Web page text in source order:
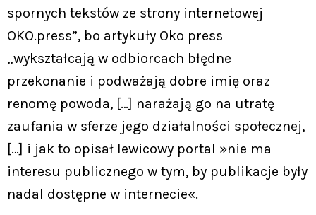
spornych tekstów ze strony internetowej
OKO.press”, bo artykuły Oko press
„wykształcają w odbiorcach błędne
przekonanie i podważają dobre imię oraz
renomę powoda, […] narażają go na utratę
zaufania w sferze jego działalności społecznej,
[…] i jak to opisał lewicowy portal »nie ma
interesu publicznego w tym, by publikacje były
nadal dostępne w internecie«.